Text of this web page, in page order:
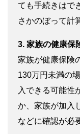
ても手続きはで
さかのぼって計
3. 家族の健康保
家族が健康保険
130万円未満の
入できる可能性
か、家族が加入
などに確認が必